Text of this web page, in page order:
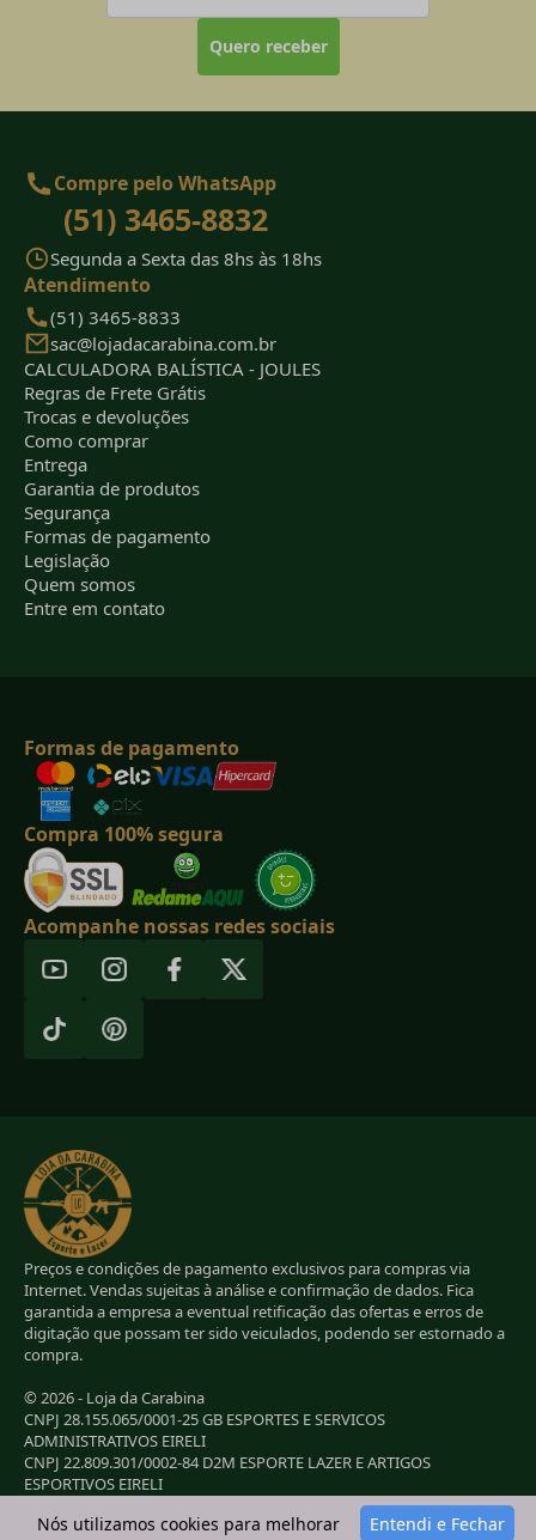
Quero receber
Compre pelo WhatsApp
(51) 3465-8832
Segunda a Sexta das 8hs às 18hs
Atendimento
(51) 3465-8833
sac@lojadacarabina.com.br
CALCULADORA BALÍSTICA - JOULES
Regras de Frete Grátis
Trocas e devoluções
Como comprar
Entrega
Garantia de produtos
Segurança
Formas de pagamento
Legislação
Quem somos
Entre em contato
Formas de pagamento
Compra 100% segura
Acompanhe nossas redes sociais
Preços e condições de pagamento exclusivos para compras via
Internet. Vendas sujeitas à análise e confirmação de dados. Fica
garantida a empresa a eventual retificação das ofertas e erros de
digitação que possam ter sido veiculados, podendo ser estornado a
compra.
© 2026 - Loja da Carabina
CNPJ 28.155.065/0001-25 GB ESPORTES E SERVICOS
ADMINISTRATIVOS EIRELI
CNPJ 22.809.301/0002-84 D2M ESPORTE LAZER E ARTIGOS
ESPORTIVOS EIRELI
CNPJ 38.283.264/0001-72 LC ESPORTES E LAZER LTDA
CNPJ 42.084.009/0001-78 2G E B ESPORTE E LAZER LTDAEntendi e Fechar
Nós utilizamos cookies para melhorar